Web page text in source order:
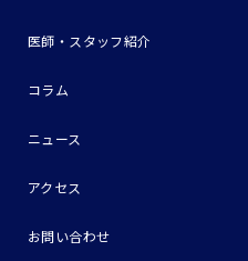
医師・スタッフ紹介
コラム
ニュース
アクセス
お問い合わせ